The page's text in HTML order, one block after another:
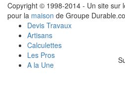
Copyright © 1998-2014 - Un site sur
pour la maison de Groupe
Devis Travaux
Artisans
Calculettes
Les Pros
A la Une